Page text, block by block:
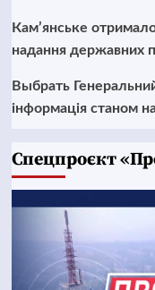
Кам’янське
надання державних
Выбрать
інформація станом
Cпецпроєкт